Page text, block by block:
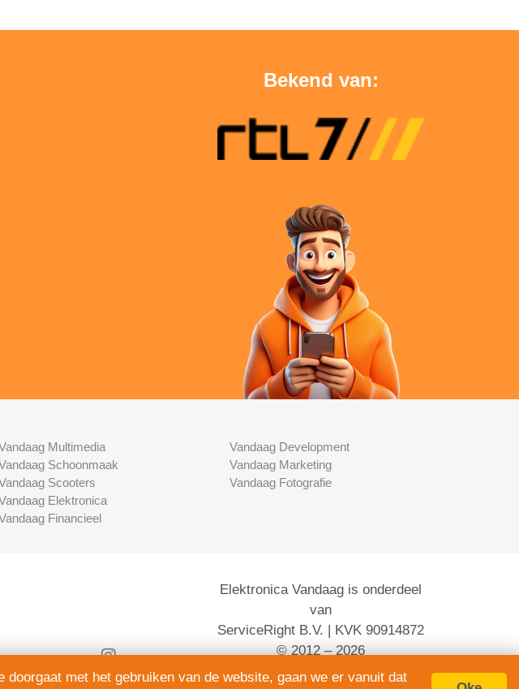
Bekend van:
Multimedia
Schoonmaak
Scooters
Elektronica
Financieel
Vandaag Development
Vandaag Marketing
Vandaag Fotografie
Elektronica Vandaag is onderdeel
van
ServiceRight B.V. | KVK 90914872
© 2012 – 2026
alle rechten voorbehouden.
met het gebruiken van de website, gaan we er vanuit dat